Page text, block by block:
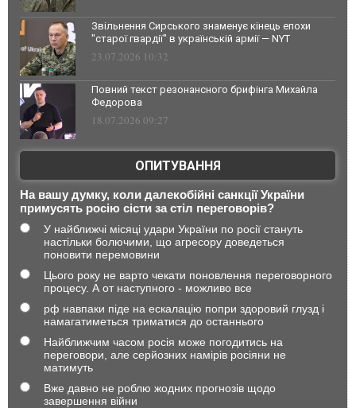
Звільнення Сирського знаменує кінець епохи
"старої гвардії" в українській армії — NYT
23.07.2026 10:32
Повний текст резонансного брифінга Михайла
Федорова
18.07.2026 09:27
ОПИТУВАННЯ
На вашу думку, коли далекобійні санкції України
примусять росію сісти за стіл переговорів?
У найближчі місяці удари України по росії стануть
настільки болючими, що агресору доведеться
поновити перемовини
Цього року не варто чекати поновлення переговорного
процесу. А от наступного - можливо все
рф навпаки піде на ескалацію попри здоровий глузд і
намагатиметься триматися до останнього
Найближчим часом росія може погодитись на
переговори, але серйозних намірів росіяни не
матимуть
Вже давно не роблю жодних прогнозів щодо
завершення війни